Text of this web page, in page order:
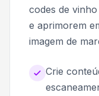
codes de
e aprimorem
imagem de
Crie